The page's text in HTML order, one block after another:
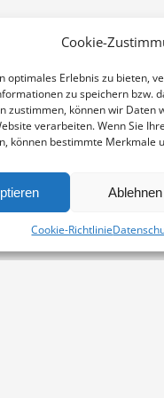
Cookie-
optimales Erlebnis zu bieten,
zu speichern bzw.
zustimmen, können wir Daten
verarbeiten. Wenn Sie
können bestimmte Merkmale
Ablehnen
Cookie-Richtlinie
mit einer